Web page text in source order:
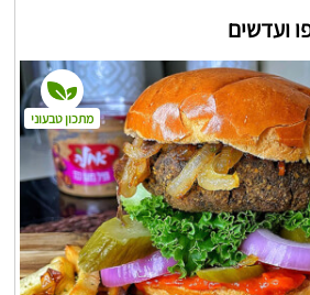
ועדשים
מתכון טבעוני